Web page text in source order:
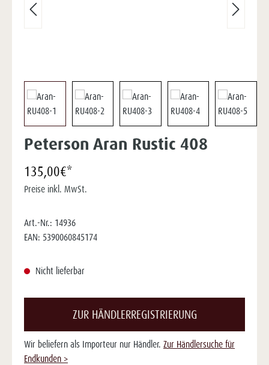
Peterson Aran Rustic 408
135,00€*
Preise inkl. MwSt.
Art.-Nr.: 14936
EAN: 5390060845174
Nicht lieferbar
ZUR HÄNDLERREGISTRIERUNG
Wir beliefern als Importeur nur Händler. Zur Händlersuche für
Endkunden >